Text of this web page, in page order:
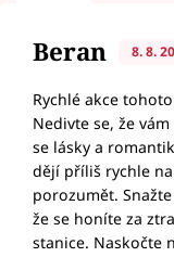
Beran 8. 8.
Rychlé akce
Nedivte se, že
se lásky a
dějí příliš rychle
porozumět.
že se honíte za
stanice. Naskočte